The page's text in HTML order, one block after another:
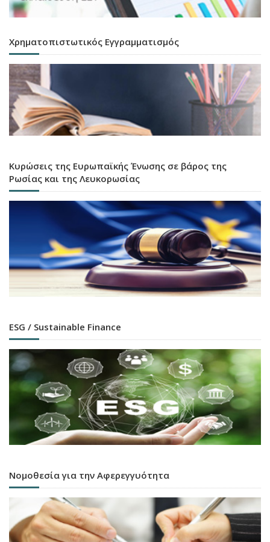
Χρηματοπιστωτικός Εγγραμματισμός
Κυρώσεις της Ευρωπαϊκής Ένωσης σε βάρος της
Ρωσίας και της Λευκορωσίας
ESG / Sustainable Finance
Νομοθεσία για την Αφερεγγυότητα